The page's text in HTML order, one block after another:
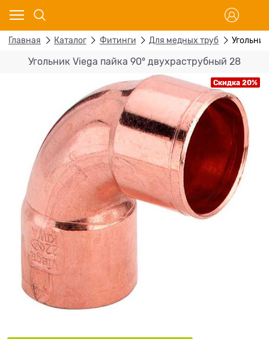
Главная Каталог Фитинги Для медных труб
Угольник Viega пайка 90° двухраструбный 28
Скидка 20%